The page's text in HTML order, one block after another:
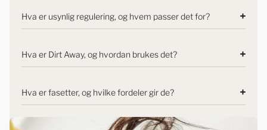
Hva er usynlig regulering, og hvem passer det for?
Hva er Dirt Away, og hvordan brukes det?
Hva er fasetter, og hvilke fordeler gir de?